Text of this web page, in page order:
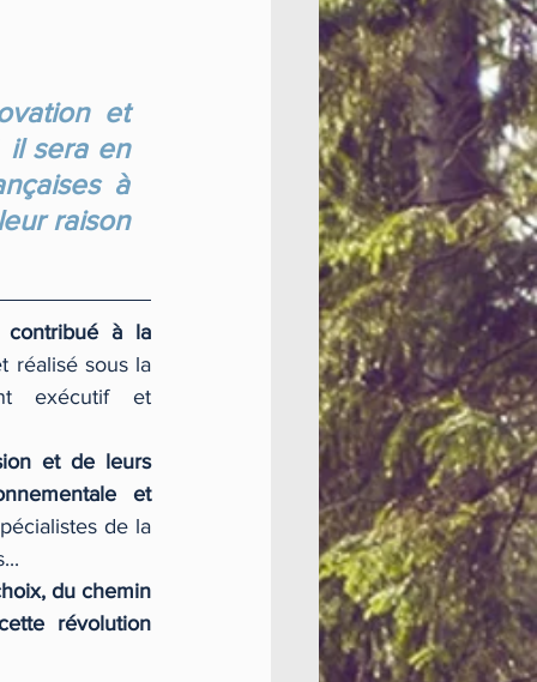
et
il sera en
à
raison
contribué à la
réalisé sous la
exécutif et
et de leurs
et
de la
du chemin
révolution